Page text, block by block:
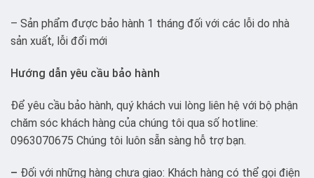
– Sản phẩm được bảo hành 1 tháng đối với các lỗi do nhà
sản xuất, lỗi đổi mới
Hướng dẫn yêu cầu bảo hành
Để yêu cầu bảo hành, quý khách vui lòng liên hệ với bộ phận
chăm sóc khách hàng của chúng tôi qua số hotline:
0963070675 Chúng tôi luôn sẵn sàng hỗ trợ bạn.
– Đối với những hàng chưa giao: Khách hàng có thể gọi điện